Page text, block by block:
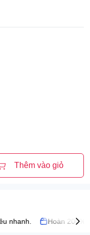
Thêm vào giỏ
nhanh. Hoàn 200%